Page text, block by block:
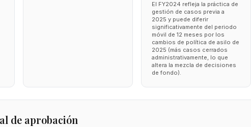
El FY2024 refleja la práctica de
gestión de casos previa a
2025 y puede diferir
significativamente del periodo
móvil de 12 meses por los
cambios de política de asilo de
2025 (más casos cerrados
administrativamente, lo que
altera la mezcla de decisiones
de fondo).
de aprobación